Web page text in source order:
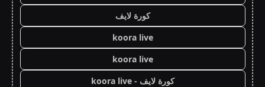
كورة لايف
koora live
koora live
كورة لايف - koora live